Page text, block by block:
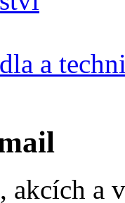
a
akcích